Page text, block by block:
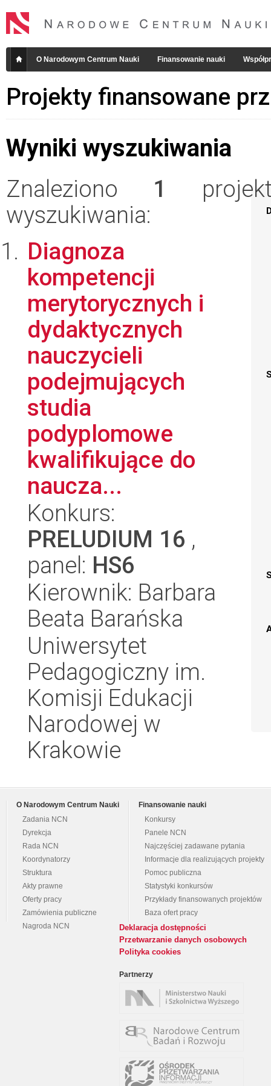
O Narodowym Centrum Nauki Finansowanie nauki
Projekty finansowane
Wyniki wyszukiwania
Znaleziono 1
wyszukiwania:
Diagnoza
kompetencji
merytorycznych i
dydaktycznych
nauczycieli
podejmujących
studia
podyplomowe
kwalifikujące do
naucza...
Konkurs:
PRELUDIUM 16 ,
panel: HS6
Kierownik: Barbara
Beata Barańska
Uniwersytet
Pedagogiczny im.
Komisji Edukacji
Narodowej w
Krakowie
O Narodowym Centrum Nauki
Zadania NCN
Dyrekcja
Rada NCN
Koordynatorzy
Struktura
Akty prawne
Oferty pracy
Zamówienia publiczne
Nagroda NCN
Finansowanie nauki
Konkursy
Panele NCN
Najczęściej zadawane pytania
Informacje dla realizujących projekty
Pomoc publiczna
Statystyki konkursów
Przykłady finansowanych projektów
Baza ofert pracy
Deklaracja dostępności
Przetwarzanie danych osobowych
Polityka cookies
Partnerzy